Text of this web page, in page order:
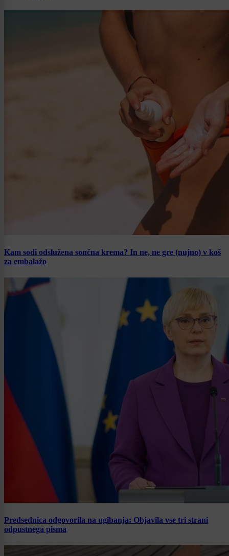
Kam sodi odslužena sončna krema? In ne, ne gre (nujno) v koš
za embalažo
Predsednica odgovorila na ugibanja: Objavila vse tri strani
odpustnega pisma